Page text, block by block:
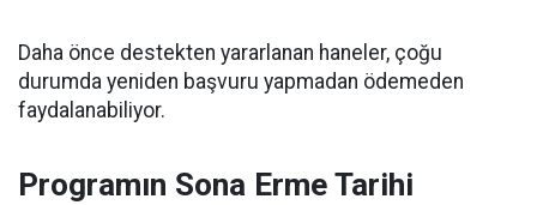
Daha önce destekten yararlanan haneler, çoğu
durumda yeniden başvuru yapmadan ödemeden
faydalanabiliyor.
Programın Sona Erme Tarihi